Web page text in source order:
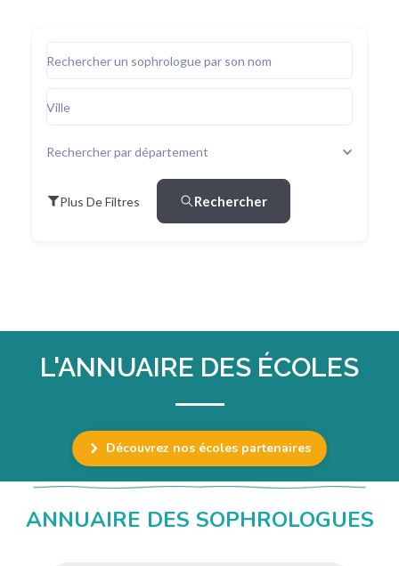
Rechercher un sophrologue par son nom
Ville
Rechercher par département
Plus De Filtres Rechercher
L'ANNUAIRE DES ÉCOLES
Découvrez nos écoles partenaires
ANNUAIRE DES SOPHROLOGUES